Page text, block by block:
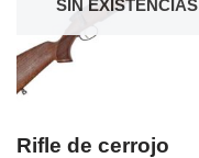
SIN EXISTENCIAS
Rifle de cerrojo